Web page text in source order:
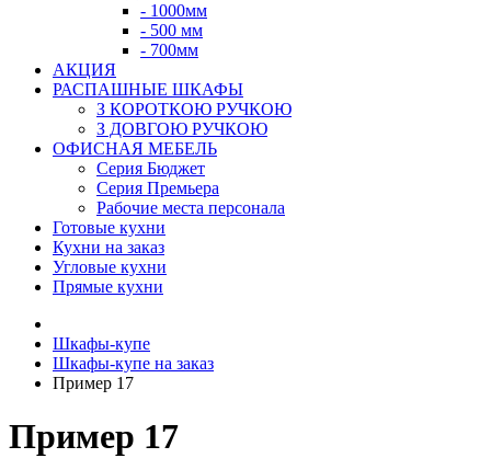
- 1000мм
- 500 мм
- 700мм
АКЦИЯ
РАСПАШНЫЕ ШКАФЫ
З КОРОТКОЮ РУЧКОЮ
З ДОВГОЮ РУЧКОЮ
ОФИСНАЯ МЕБЕЛЬ
Серия Бюджет
Серия Премьера
Рабочие места персонала
Готовые кухни
Кухни на заказ
Угловые кухни
Прямые кухни
Шкафы-купе
Шкафы-купе на заказ
Пример 17
Пример 17